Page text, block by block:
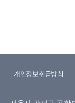
개인정보취급방침